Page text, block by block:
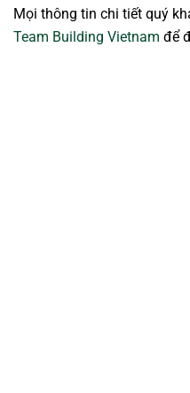
Mọi thông tin chi tiết quý
Team Building Vietnam để